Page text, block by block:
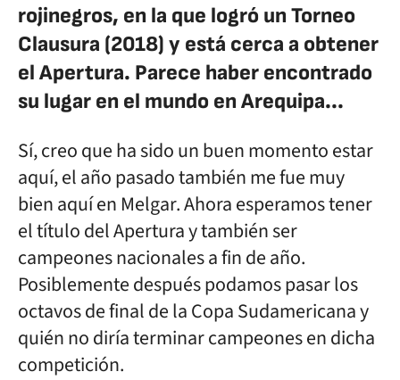
rojinegros, en la que logró un Torneo
Clausura (2018) y está cerca a obtener
el Apertura. Parece haber encontrado
su lugar en el mundo en Arequipa...
Sí, creo que ha sido un buen momento estar
aquí, el año pasado también me fue muy
bien aquí en Melgar. Ahora esperamos tener
el título del Apertura y también ser
campeones nacionales a fin de año.
Posiblemente después podamos pasar los
octavos de final de la Copa Sudamericana y
quién no diría terminar campeones en dicha
competición.